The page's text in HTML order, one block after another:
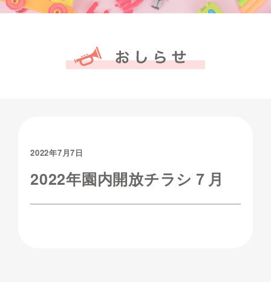
2022年7月7日
2022年園内開放チラシ７月